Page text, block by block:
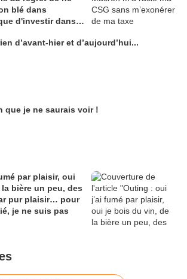
blé dans
d'investir dans
d’avant-hier et d’aujourd’hui...
que je ne saurais voir !
par plaisir, oui
bière un peu, des
pur plaisir… pour
je ne suis pas